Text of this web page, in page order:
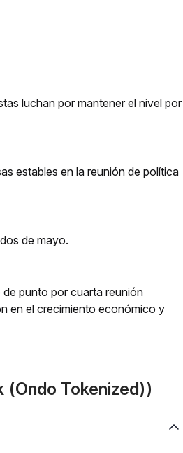
luchan por mantener el nivel por
estables en la reunión de política
de mayo.
punto por cuarta reunión
en el crecimiento económico y
Tokenized))